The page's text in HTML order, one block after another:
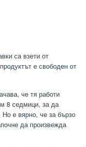
са взети от
е свободен от
че тя работи
8 седмици, за да
Но е вярно, че за бързо
да произвежда